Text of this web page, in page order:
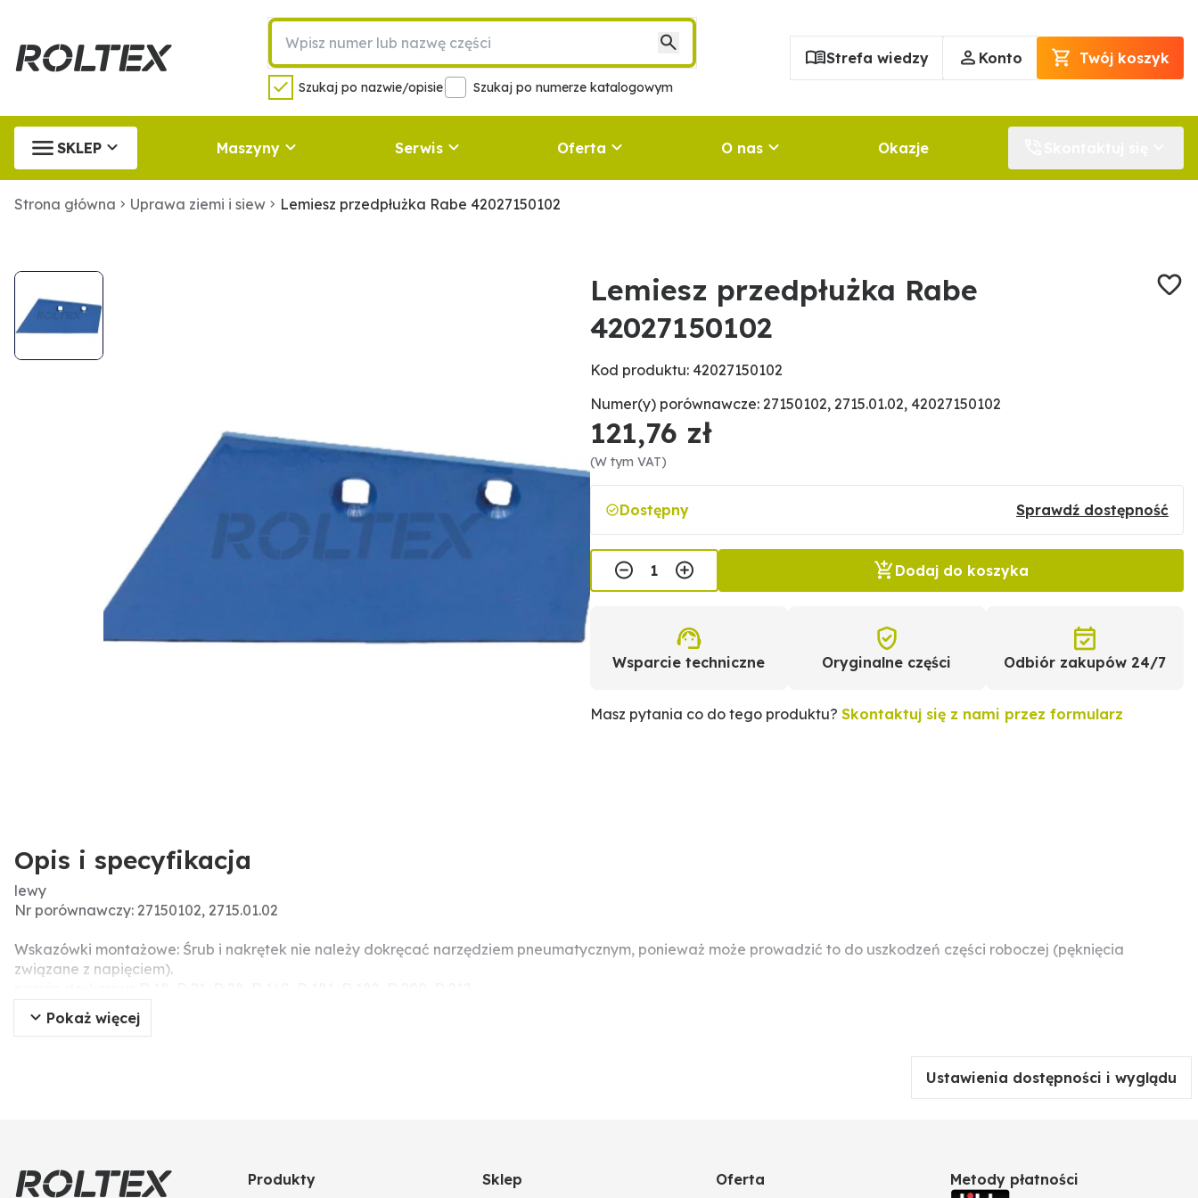
Szukaj po nazwie/opisie Szukaj po numerze katalogowym
Strefa wiedzy Konto Twój koszyk
SKLEP Maszyny Serwis Oferta O nas Okazje
Strona główna Uprawa ziemi i siew Lemiesz przedpłużka Rabe 42027150102
Lemiesz przedpłużka Rabe
42027150102
Kod produktu: 42027150102
Numer(y) porównawcze: 27150102, 2715.01.02, 42027150102
121,76 zł
(W tym VAT)
Dostępny Sprawdź dostępność
Dodaj do koszyka
Wsparcie techniczne Oryginalne części Odbiór zakupów 24/7
Masz pytania co do tego produktu? Skontaktuj się z nami przez formularz
Opis i specyfikacja
lewy
Nr porównawczy: 27150102, 2715.01.02
Wskazówki montażowe: Śrub i nakrętek nie należy dokręcać narzędziem pneumatycznym, ponieważ może prowadzić to do uszkodzeń części roboczej (pęknięcia
związane z napięciem).
Pokaż więcej
Ustawienia dostępności i wyglądu
Produkty Sklep Oferta Metody płatności